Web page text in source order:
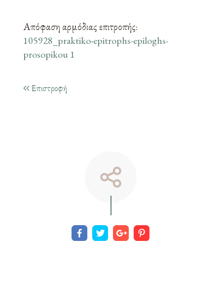
Απόφαση αρμόδιας επιτροπής:
105928_praktiko-epitrophs-epiloghs-
prosopikou 1
Επιστροφή